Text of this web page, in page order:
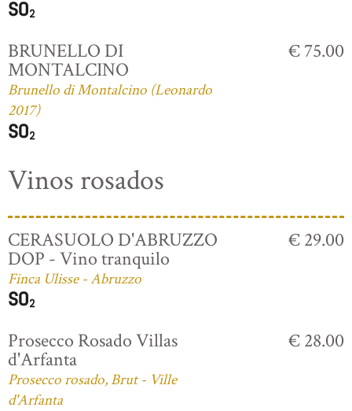
BRUNELLO DI
MONTALCINO
Brunello di Montalcino (Leonardo
2017)
€ 75.00
Vinos rosados
CERASUOLO D'ABRUZZO
DOP - Vino tranquilo
Finca Ulisse - Abruzzo
€ 29.00
Prosecco Rosado Villas
d'Arfanta
Prosecco rosado, Brut - Ville
d'Arfanta
€ 28.00